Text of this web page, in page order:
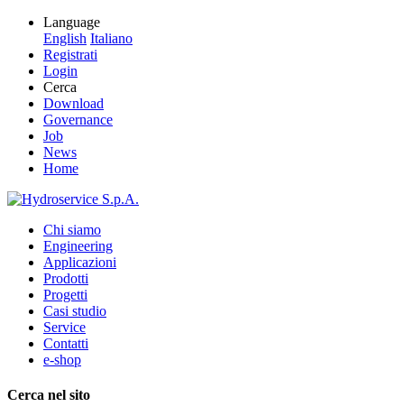
Language
English Italiano
Registrati
Login
Cerca
Download
Governance
Job
News
Home
Chi siamo
Engineering
Applicazioni
Prodotti
Progetti
Casi studio
Service
Contatti
e-shop
Cerca nel sito